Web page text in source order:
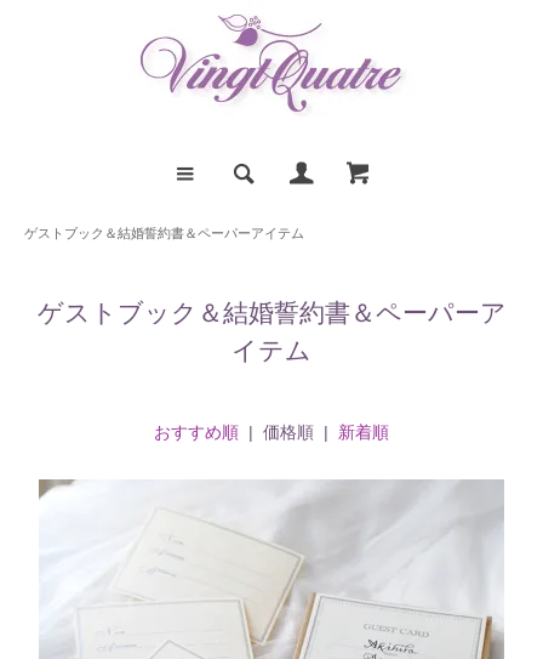
ゲストブック＆結婚誓約書＆ペーパーアイテム
ゲストブック＆結婚誓約書＆ペーパーア
イテム
おすすめ順 | 価格順 | 新着順